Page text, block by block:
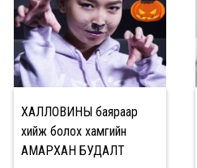
ХАЛЛОВИНЫ баяраар
хийж болох хамгийн
АМАРХАН БУДАЛТ